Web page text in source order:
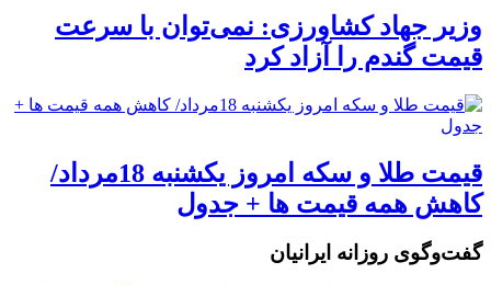
وزیر جهاد کشاورزی: نمی‌توان با سرعت
قیمت گندم را آزاد کرد
قیمت طلا و سکه امروز یکشنبه 18مرداد/
کاهش همه قیمت ها + جدول
گفت‌وگوی روزانه ایرانیان